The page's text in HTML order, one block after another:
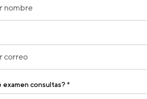
examen consultas? *